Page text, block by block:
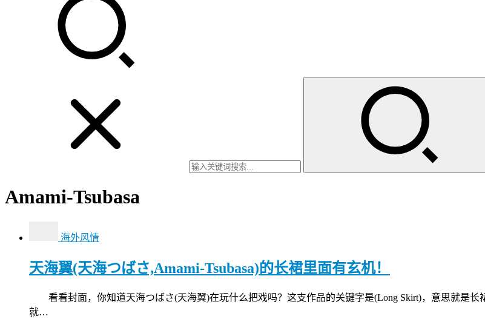
Amami-Tsubasa
海外风情
天海翼(天海つばさ,Amami-Tsubasa)的长裙里面有玄机！
看看封面，你知道天海つばさ(天海翼)在玩什么把戏吗？这支作品的关键字是(Long Skirt)，意思就是
就…